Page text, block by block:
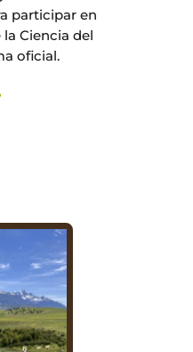
participar en
Ciencia del
oficial.